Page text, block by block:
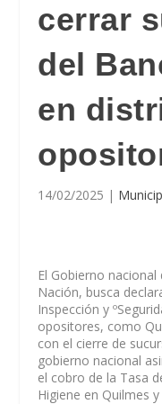
cerrar
del
en
14/02/2025 |
El Gobierno
Nación, busca
Inspección y
opositores, como
con el cierre de
gobierno nacional
el cobro de la Tasa
Higiene en Quilmes